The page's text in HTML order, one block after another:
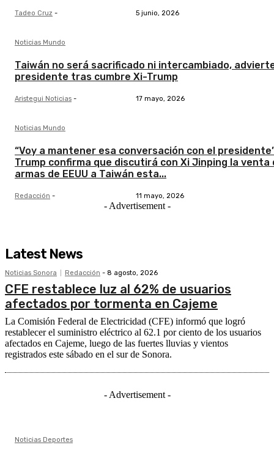
Tadeo Cruz - 5 junio, 2026
Noticias Mundo
Taiwán no será sacrificado ni intercambiado,
presidente tras cumbre Xi-Trump
Aristegui Noticias - 17 mayo, 2026
Noticias Mundo
“Voy a mantener esa conversación con el
Trump confirma que discutirá con Xi Jinping la venta
armas de EEUU a Taiwán esta...
Redacción - 11 mayo, 2026
- Advertisement -
Latest News
Noticias Sonora Redacción - 8 agosto, 2026
CFE restablece luz al 62% de usuarios
afectados por tormenta en Cajeme
La Comisión Federal de Electricidad (CFE) informó que logró
restablecer el suministro eléctrico al 62.1 por ciento de los usuarios
afectados en Cajeme, luego de las fuertes lluvias y vientos
registrados este sábado en el sur de Sonora.
- Advertisement -
Noticias Deportes